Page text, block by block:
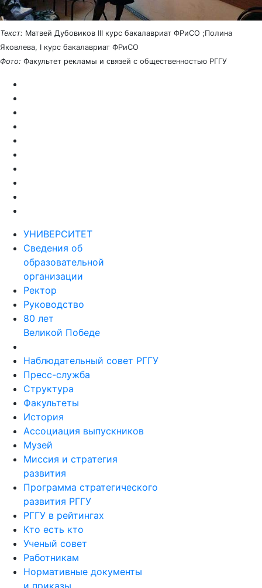
Текст: Матвей Дубовиков III курс бакалавриат ФРиСО ;Полина
Яковлева, I курс бакалавриат ФРиСО
Фото: Факультет рекламы и связей с общественностью РГГУ
УНИВЕРСИТЕТ
Сведения об
образовательной
организации
Ректор
Руководство
80 лет
Великой Победе
Наблюдательный совет РГГУ
Пресс-служба
Структура
Факультеты
История
Ассоциация выпускников
Музей
Миссия и стратегия
развития
Программа стратегического
развития РГГУ
РГГУ в рейтингах
Кто есть кто
Ученый совет
Работникам
Нормативные документы
и приказы